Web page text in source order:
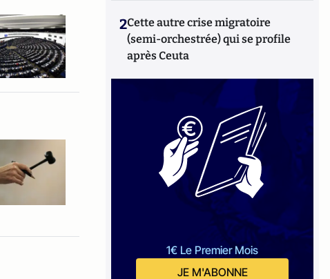
2Cette autre crise migratoire
(semi-orchestrée) qui se profile
après Ceuta
1€ Le Premier Mois
JE M'ABONNE